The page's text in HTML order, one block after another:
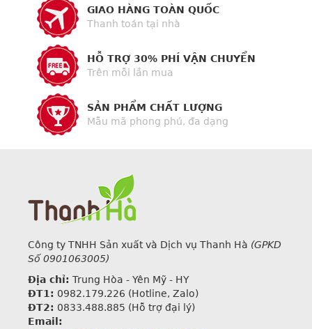
GIAO HÀNG TOÀN QUỐC
Thanh toán tại nhà
HỖ TRỢ 30% PHÍ VẬN CHUYỂN
Trên mỗi lần mua
SẢN PHẨM CHẤT LƯỢNG
Mẫu mã phong phú, đa dạng
Công ty TNHH Sản xuất và Dịch vụ Thanh Hà (GPKD
Số 0901063005)
Địa chỉ: Trung Hòa - Yên Mỹ - HY
ĐT1: 0982.179.226 (Hotline, Zalo)
ĐT2: 0833.488.885 (Hỗ trợ đại lý)
Email: